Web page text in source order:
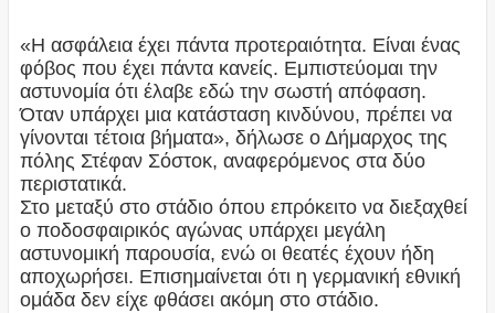
«Η ασφάλεια έχει πάντα προτεραιότητα. Είναι ένας
φόβος που έχει πάντα κανείς. Εμπιστεύομαι την
αστυνομία ότι έλαβε εδώ την σωστή απόφαση.
Όταν υπάρχει μια κατάσταση κινδύνου, πρέπει να
γίνονται τέτοια βήματα», δήλωσε ο Δήμαρχος της
πόλης Στέφαν Σόστοκ, αναφερόμενος στα δύο
περιστατικά.
Στο μεταξύ στο στάδιο όπου επρόκειτο να διεξαχθεί
ο ποδοσφαιρικός αγώνας υπάρχει μεγάλη
αστυνομική παρουσία, ενώ οι θεατές έχουν ήδη
αποχωρήσει. Επισημαίνεται ότι η γερμανική εθνική
ομάδα δεν είχε φθάσει ακόμη στο στάδιο.